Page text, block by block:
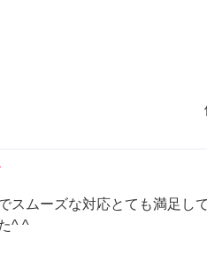
スムーズな対応とても満足し
^ ^